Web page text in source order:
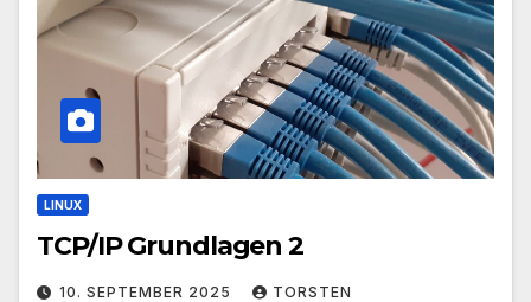
LINUX
TCP/IP Grundlagen 2
10. SEPTEMBER 2025 TORSTEN